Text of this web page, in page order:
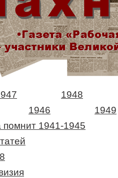
1948
1946
1949
помнит 1941-1945